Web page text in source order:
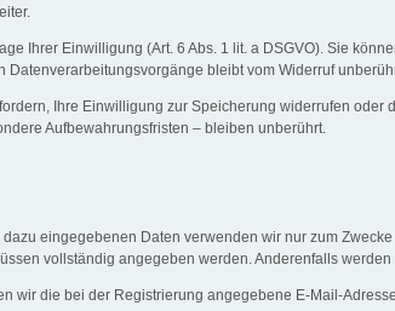
Ihrer Einwilligung (Art. 6 Abs. 1 lit. a DSGVO). Sie
bleibt vom Widerruf
Ihre Einwilligung zur Speicherung widerrufen oder
Aufbewahrungsfristen – bleiben unberührt.
eingegebenen Daten verwenden wir nur zum
vollständig angegeben werden. Anderenfalls
die bei der Registrierung angegebene E-Mail-